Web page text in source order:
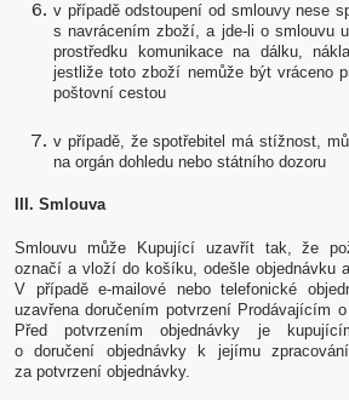
v případě odstoupení od smlouvy nese
s navrácením zboží, a jde-li o smlouvu
prostředku komunikace na dálku,
jestliže toto zboží nemůže být vráceno
poštovní cestou
v případě, že spotřebitel má stížnost,
na orgán dohledu nebo státního dozoru
III. Smlouva
Smlouvu může Kupující uzavřít tak, že
označí a vloží do košíku, odešle objednávku
V případě e-mailové nebo telefonické
uzavřena doručením potvrzení Prodávajícím
Před potvrzením objednávky je
o doručení objednávky k jejímu
za potvrzení objednávky.